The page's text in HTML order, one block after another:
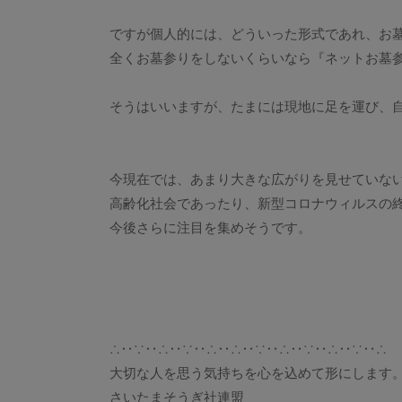
ですが個人的には、どういった形式であれ、お
全くお墓参りをしないくらいなら『ネットお墓
そうはいいますが、たまには現地に足を運び、
今現在では、あまり大きな広がりを見せていな
高齢化社会であったり、新型コロナウィルスの
今後さらに注目を集めそうです。
∴‥∵‥∴‥∵‥∴‥∴‥∵‥∴‥∵‥∴‥∵‥∴
大切な人を思う気持ちを心を込めて形にします
さいたまそうぎ社連盟